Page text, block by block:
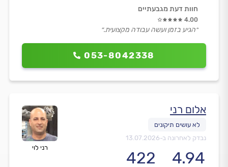
053-8042338
חוות דעת מגבעתיים
4.00
״הגיע בזמן ועשה עבודה מקצועית.״
רני לוי
אלום רני
נבדק לאחרונה ב-13.07.2026
4.94
422